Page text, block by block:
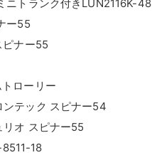
ニトランク付きLUN2116K-48
ー55
ナー55
ローリー
ンテック スピナー54
オ スピナー55
18